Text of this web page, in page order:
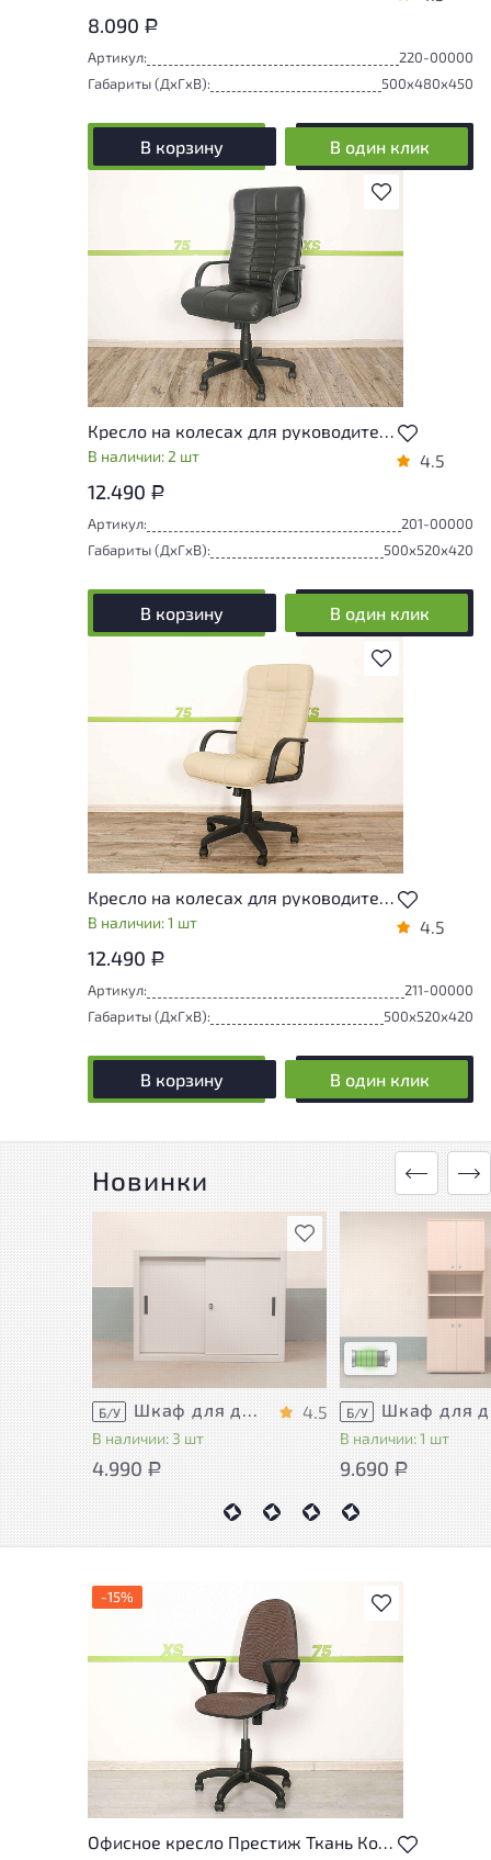
8.090 Р
Артикул:
220-00000
Габариты (ДxГxВ):
500x480x450
В корзину В один клик
В избранное
Кресло на колесах для руководителя Атлант Кожзам Чёрный Россия
В наличии: 2 шт 4.5
12.490 Р
Артикул:
201-00000
Габариты (ДxГxВ):
500x520x420
В корзину В один клик
В избранное
Кресло на колесах для руководителя Атлант Кожзам Бежевый Россия
В наличии: 1 шт 4.5
12.490 Р
Артикул:
211-00000
Габариты (ДxГxВ):
500x520x420
В корзину В один клик
Новинки
В избранное
Б/У Шкаф для документов Металл
В наличии: 3 шт
4.5
4.990 Р
незначительные
эксплуатации, не
использования
Низкая степень
Б/У
В наличии: 1 шт
9.690 Р
В избранное
-15%
Офисное кресло Престиж Ткань Коричневый Россия